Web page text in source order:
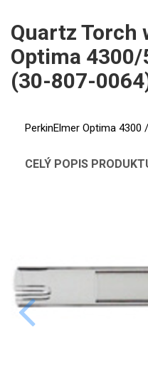
PERKINELMER
SHIMADZU
THERMO ELECTRON
ANALYTIK JENA
STANDARDY
SPECTRO
XRF
UV-VIS FLUO
MS/SPM
Quartz Torch
Optima
(30-807-
PerkinElmer Optima 4300
CELÝ POPIS